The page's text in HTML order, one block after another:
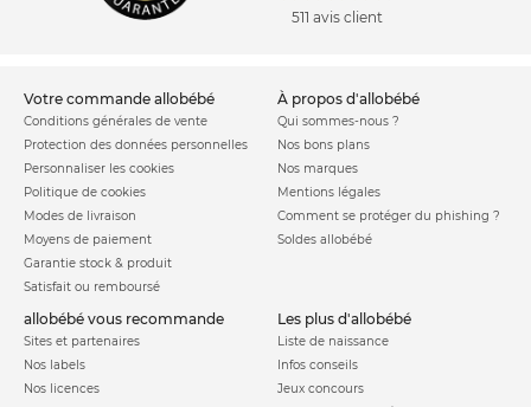
511 avis client
votre commande allobébé
Conditions générales de vente
Protection des données personnelles
Personnaliser les cookies
Politique de cookies
Modes de livraison
Moyens de paiement
Garantie stock & produit
Satisfait ou remboursé
à propos d'allobébé
Qui sommes-nous ?
Nos bons plans
Nos marques
Mentions légales
Comment se protéger du phishing ?
Soldes allobébé
allobébé vous recommande
Sites et partenaires
Nos labels
Nos licences
les plus d'allobébé
Liste de naissance
Infos conseils
Jeux concours